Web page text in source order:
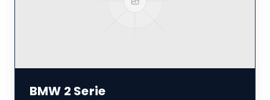
BMW 2 Serie